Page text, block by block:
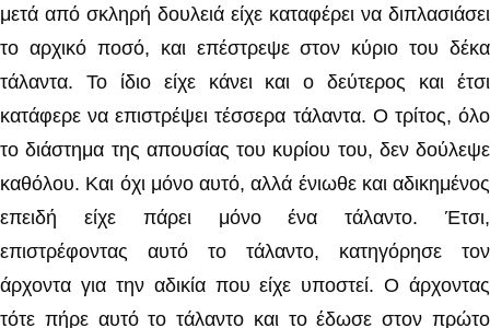
μετά από σκληρή δουλειά είχε καταφέρει να διπλασιάσει
το αρχικό ποσό, και επέστρεψε στον κύριο του δέκα
τάλαντα. Το ίδιο είχε κάνει και ο δεύτερος και έτσι
κατάφερε να επιστρέψει τέσσερα τάλαντα. Ο τρίτος, όλο
το διάστημα της απουσίας του κυρίου του, δεν δούλεψε
καθόλου. Και όχι μόνο αυτό, αλλά ένιωθε και αδικημένος
επειδή είχε πάρει μόνο ένα τάλαντο. Έτσι,
επιστρέφοντας αυτό το τάλαντο, κατηγόρησε τον
άρχοντα για την αδικία που είχε υποστεί. Ο άρχοντας
τότε πήρε αυτό το τάλαντο και το έδωσε στον πρώτο